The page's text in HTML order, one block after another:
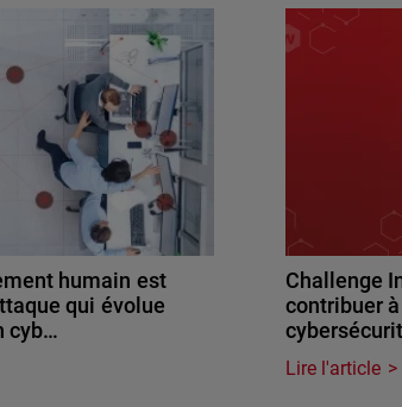
humain est
qui évolue
cyb…
Challenge
contribuer
Lire l'article